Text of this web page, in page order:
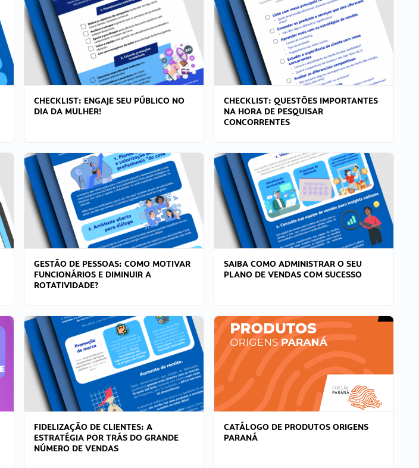
CHECKLIST: ENGAJE SEU PÚBLICO NO
DIA DA MULHER!
CHECKLIST: QUESTÕES IMPORTANTES
NA HORA DE PESQUISAR
CONCORRENTES
GESTÃO DE PESSOAS: COMO MOTIVAR
FUNCIONÁRIOS E DIMINUIR A
ROTATIVIDADE?
SAIBA COMO ADMINISTRAR O SEU
PLANO DE VENDAS COM SUCESSO
FIDELIZAÇÃO DE CLIENTES: A
ESTRATÉGIA POR TRÁS DO GRANDE
NÚMERO DE VENDAS
CATÁLOGO DE PRODUTOS ORIGENS
PARANÁ